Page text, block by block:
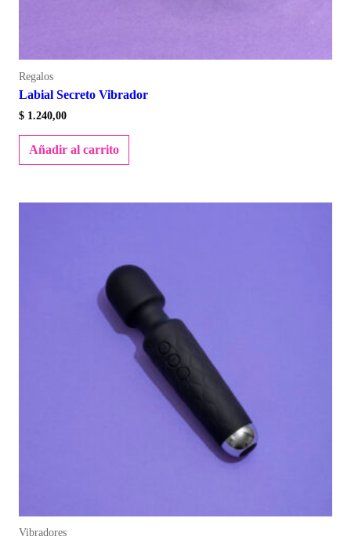
Regalos
Labial Secreto Vibrador
$ 1.240,00
Añadir al carrito
Vibradores